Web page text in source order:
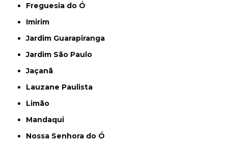
Freguesia do Ó
Imirim
Jardim Guarapiranga
Jardim São Paulo
Jaçanã
Lauzane Paulista
Limão
Mandaqui
Nossa Senhora do Ó